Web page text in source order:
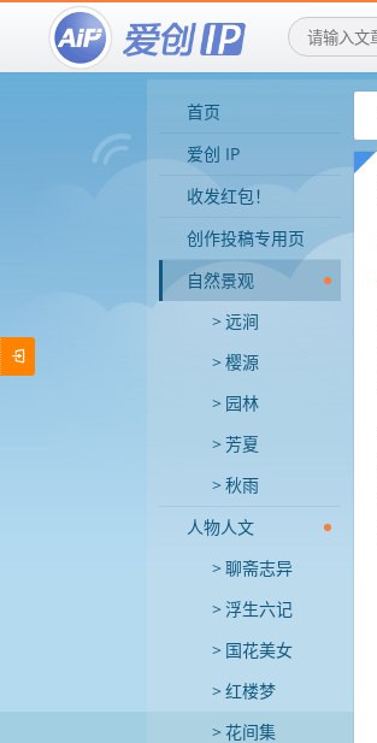
首页
爱创 IP
收发红包！
创作投稿专用页
自然景观
远涧
樱源
园林
芳夏
秋雨
人物人文
聊斋志异
浮生六记
国花美女
红楼梦
花间集